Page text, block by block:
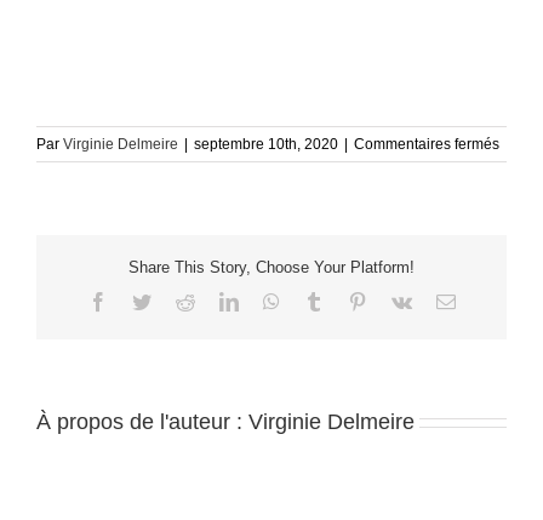
Par Virginie Delmeire | septembre 10th, 2020 | Commentaires ferméssur
Share This Story, Choose Your Platform!
Facebook
TwitterRedditLinkedInWhatsApp
Tumblr Pinterest
Vk Email
À propos de l'auteur : Virginie Delmeire